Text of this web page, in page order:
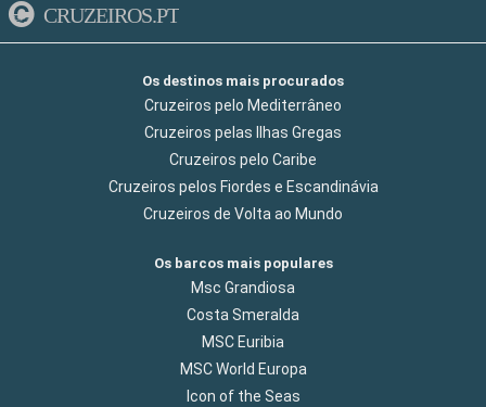
CRUZEIROS.PT
Os destinos mais procurados
Cruzeiros pelo Mediterrâneo
Cruzeiros pelas Ilhas Gregas
Cruzeiros pelo Caribe
Cruzeiros pelos Fiordes e Escandinávia
Cruzeiros de Volta ao Mundo
Os barcos mais populares
Msc Grandiosa
Costa Smeralda
MSC Euribia
MSC World Europa
Icon of the Seas